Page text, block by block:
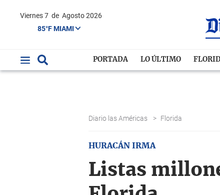
Viernes 7 de Agosto 2026
85°F MIAMI
PORTADA LO ÚLTIMO
Diario las Américas > Florida
HURACÁN IRMA
Listas